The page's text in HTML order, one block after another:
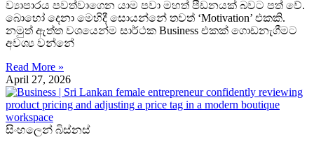
ව්‍යාපාරය පවත්වාගෙන යාම පවා මහත් පීඩනයක් බවට පත් වේ.
බොහෝ දෙනා මෙහිදී සොයන්නේ තවත් ‘Motivation’ එකකි.
නමුත් ඇත්ත වශයෙන්ම සාර්ථක Business එකක් ගොඩනැගීමට
අවශ්‍ය වන්නේ
Read More »
April 27, 2026
සිංහලෙන් බිස්නස්